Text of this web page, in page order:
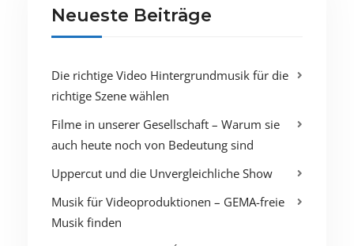
Neueste Beiträge
Die richtige Video Hintergrundmusik für die
richtige Szene wählen
Filme in unserer Gesellschaft – Warum sie
auch heute noch von Bedeutung sind
Uppercut und die Unvergleichliche Show
Musik für Videoproduktionen – GEMA-freie
Musik finden